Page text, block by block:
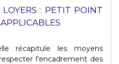
: PETIT POINT
récapitule les moyens
l'encadrement des